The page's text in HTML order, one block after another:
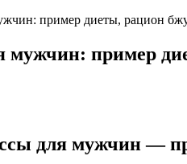
пример диеты, рацион
пример
для мужчин —